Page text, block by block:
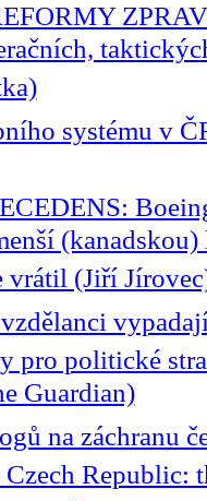
systému v
vrátil (Jiří
pro politické
Guardian)
na záchranu
Republic: